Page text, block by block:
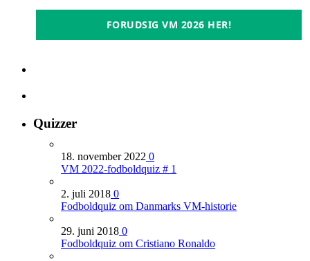
FORUDSIG VM 2026 HER!
Quizzer
18. november 2022 0
VM 2022-fodboldquiz # 1
2. juli 2018 0
Fodboldquiz om Danmarks VM-historie
29. juni 2018 0
Fodboldquiz om Cristiano Ronaldo